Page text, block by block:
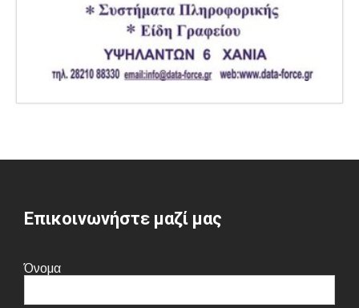
Επικοινωνήστε μαζί μας
Όνομα